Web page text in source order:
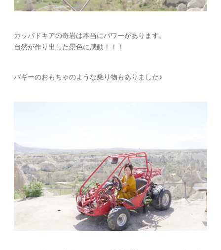
カッパドキアの奇岩は本当にパワーがあります。
自然が作り出した景色に感動！！！
バギーのおもちゃのような乗り物もありました♪